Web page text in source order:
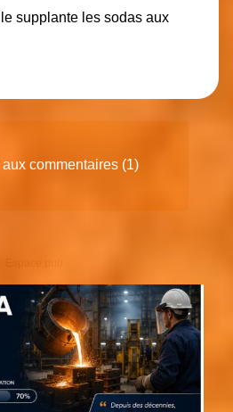
supplante les sodas aux
commentaires (1)